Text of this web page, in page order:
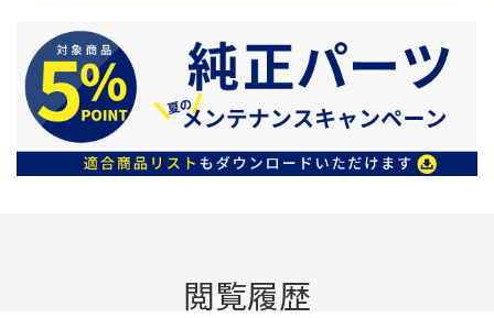
閲覧履歴